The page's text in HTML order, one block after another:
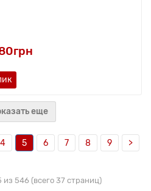
еще
4 5 6 7 8 9
>
из 546 (всего 37 страниц)